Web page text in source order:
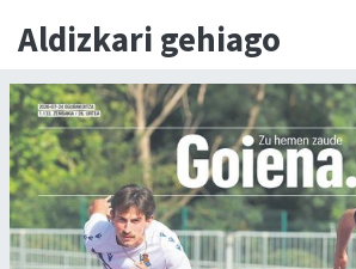
Aldizkari gehiago